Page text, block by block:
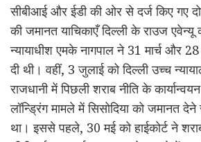
सीबीआई और ईडी की ओर से दर्ज किए गए
की जमानत याचिकाएँ दिल्ली के राउज एवेन्यू
न्यायाधीश एमके नागपाल ने 31 मार्च और
दी थी। वहीं, 3 जुलाई को दिल्ली उच्च
राजधानी में पिछली शराब नीति के
लॉन्ड्रिंग मामले में सिसोदिया को जमानत
था। इससे पहले, 30 मई को हाईकोर्ट ने